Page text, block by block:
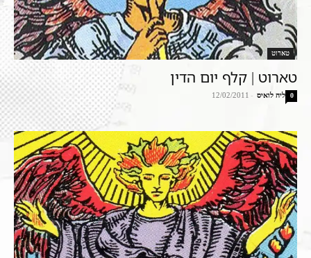
טארוט
טארוט | קלף יום הדין
ליה לואיס -
12/02/2011 0